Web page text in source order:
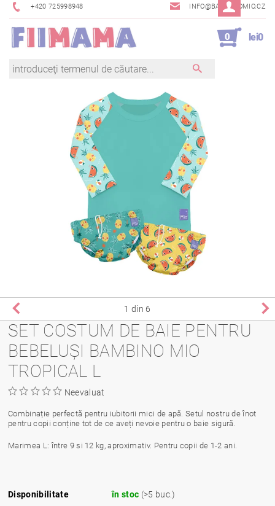
+420 725998948 INFO@BAMBINOMIO.CZ
0 lei0
1 din 6
SET COSTUM DE BAIE PENTRU
BEBELUȘI BAMBINO MIO
TROPICAL L
Neevaluat
Combinație perfectă pentru iubitorii mici de apă. Setul nostru de înot
pentru copii conține tot de ce aveți nevoie pentru o baie sigură.
Marimea L: între 9 si 12 kg, aproximativ. Pentru copii de 1-2 ani.
Disponibilitate în stoc (>5 buc.)